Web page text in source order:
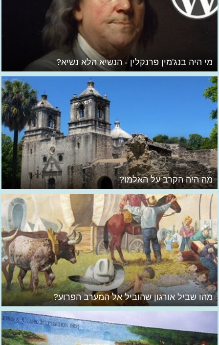
מי היה בנג'מין פרנקלין - הנשיא הלא נשיא?
מה היה הקרב על האלמו?
מהו שביל אורגון שהוביל אל המערב הפרוע?